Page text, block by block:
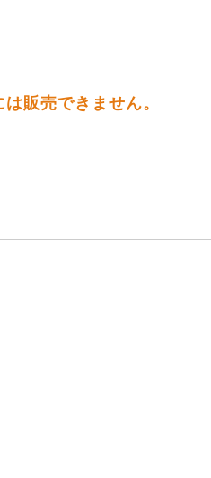
販売できません。